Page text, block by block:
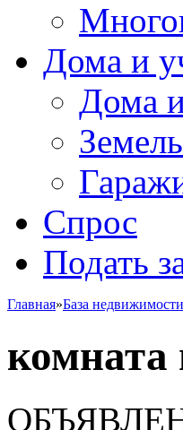
Дома и
Дома
Спрос
Подать
Главная»База недвижимости
комната